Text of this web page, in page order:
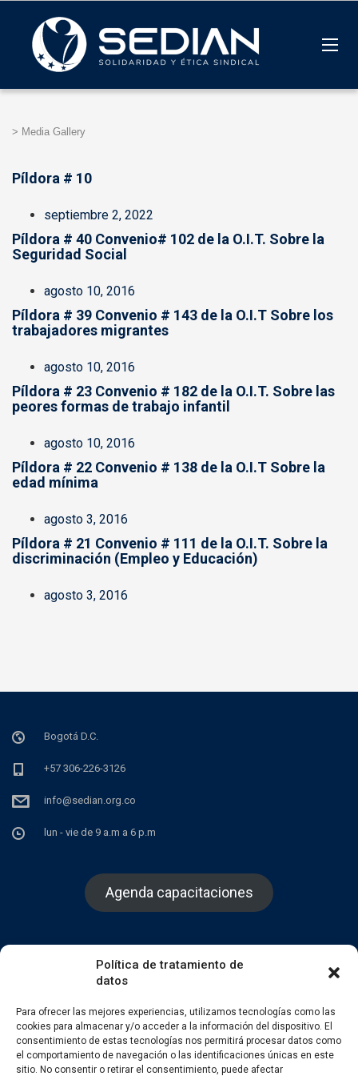
Política de tratamiento de
datos
Para ofrecer las mejores experiencias, utilizamos tecnologías como las
cookies para almacenar y/o acceder a la información del dispositivo. El
consentimiento de estas tecnologías nos permitirá procesar datos como
el comportamiento de navegación o las identificaciones únicas en este
sitio. No consentir o retirar el consentimiento, puede afectar
> Media Gallery
Píldora # 10
septiembre 2, 2022
Píldora # 40 Convenio# 102 de la O.I.T. Sobre la
Seguridad Social
agosto 10, 2016
Píldora # 39 Convenio # 143 de la O.I.T Sobre los
trabajadores migrantes
agosto 10, 2016
Píldora # 23 Convenio # 182 de la O.I.T. Sobre las
peores formas de trabajo infantil
agosto 10, 2016
Píldora # 22 Convenio # 138 de la O.I.T Sobre la
edad mínima
agosto 3, 2016
Píldora # 21 Convenio # 111 de la O.I.T. Sobre la
discriminación (Empleo y Educación)
agosto 3, 2016
Bogotá D.C.
+57 306-226-3126
info@sedian.org.co
lun - vie de 9 a.m a 6 p.m
Agenda capacitaciones